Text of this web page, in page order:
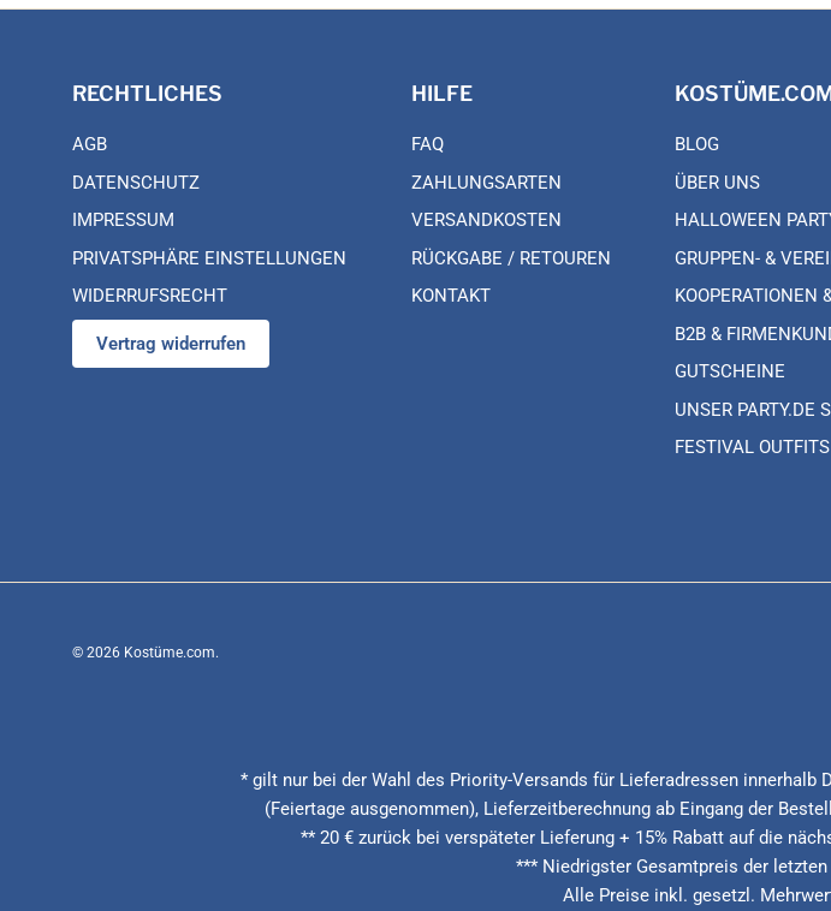
RECHTLICHES
AGB
DATENSCHUTZ
IMPRESSUM
PRIVATSPHÄRE EINSTELLUNGEN
WIDERRUFSRECHT
Vertrag widerrufen
HILFE
FAQ
ZAHLUNGSARTEN
VERSANDKOSTEN
RÜCKGABE / RETOUREN
KONTAKT
BLOG
ÜBER UNS
HALLOWEEN
GRUPPEN- &
KOOPERATIONEN
B2B &
GUTSCHEINE
UNSER PARTY.DE
FESTIVAL
© 2026 Kostüme.com.
* gilt nur bei der Wahl des Priority-Versands für Lieferadressen innerhalb
(Feiertage ausgenommen), Lieferzeitberechnung ab Eingang der
** 20 € zurück bei verspäteter Lieferung + 15% Rabatt auf die
*** Niedrigster Gesamtpreis der
Alle Preise inkl. gesetzl.